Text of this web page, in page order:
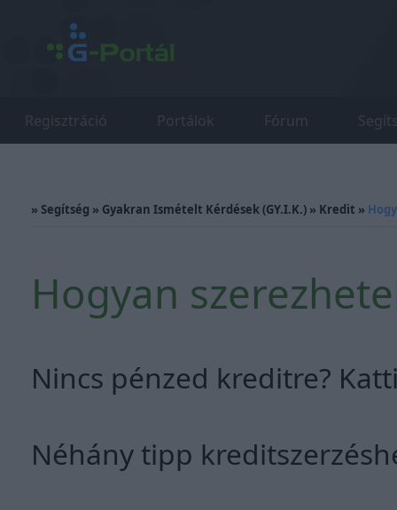
Regisztráció Portálok Fórum
» Segítség » Gyakran Ismételt Kérdések (GY.I.K.) » Kredit »
Hogyan
Nincs pénzed kreditre?
Néhány tipp